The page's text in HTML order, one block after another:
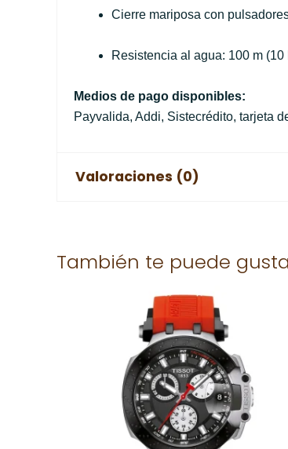
Cierre mariposa con
Resistencia al agua: 100 m (10
Medios de pago disponibles:
Payvalida, Addi, Sistecrédito, tarjeta
Valoraciones (0)
Solo los usuarios registrados que
También te puede